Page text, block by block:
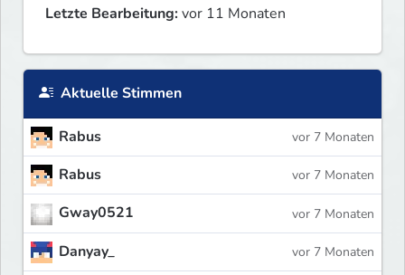
Letzte Bearbeitung:vor 11 Monaten
Aktuelle Stimmen
Rabus vor 7 Monaten
Rabus vor 7 Monaten
Gway0521 vor 7 Monaten
Danyay_ vor 7 Monaten